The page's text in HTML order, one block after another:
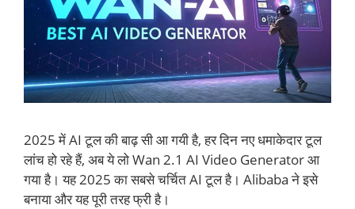
2025 में AI टूल की बाढ़ सी आ गयी है, हर दिन नए धमाकेदार टूल
लांच हो रहे हैं, अब ये लो Wan 2.1 AI Video Generator आ
गया है। यह 2025 का सबसे चर्चित AI टूल है। Alibaba ने इसे
बनाया और यह पूरी तरह फ्री है।